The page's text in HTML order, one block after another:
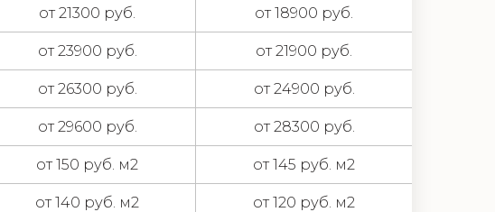
от 21300 руб. от 18900 руб.
от 23900 руб. от 21900 руб.
от 26300 руб. от 24900 руб.
от 29600 руб. от 28300 руб.
от 150 руб. м2 от 145 руб. м2
от 140 руб. м2 от 120 руб. м2